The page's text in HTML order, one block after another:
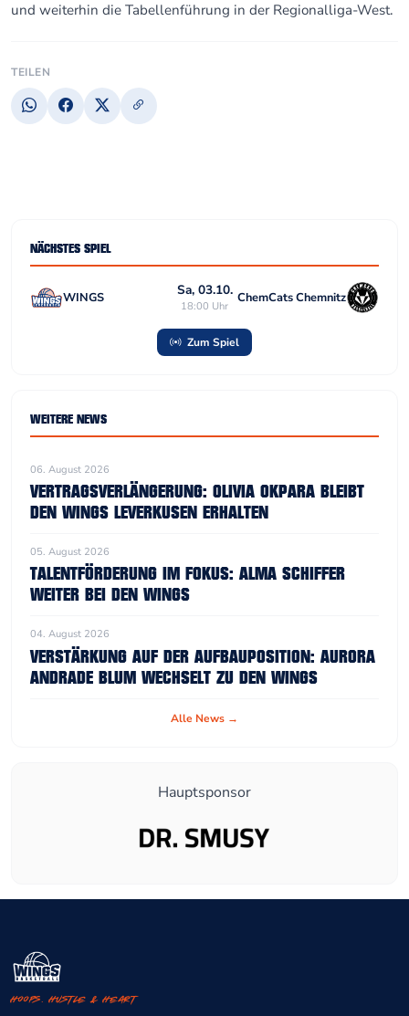
und weiterhin die Tabellenführung in der Regionalliga-West.
TEILEN
NÄCHSTES SPIEL
WINGS Sa, 03.10.
18:00 Uhr
ChemCats Chemnitz
Zum Spiel
WEITERE NEWS
06. August 2026
VERTRAGSVERLÄNGERUNG: OLIVIA OKPARA BLEIBT
DEN WINGS LEVERKUSEN ERHALTEN
05. August 2026
TALENTFÖRDERUNG IM FOKUS: ALMA SCHIFFER
WEITER BEI DEN WINGS
04. August 2026
VERSTÄRKUNG AUF DER AUFBAUPOSITION: AURORA
ANDRADE BLUM WECHSELT ZU DEN WINGS
Alle News →
Hauptsponsor
Hoops. Hustle & Heart